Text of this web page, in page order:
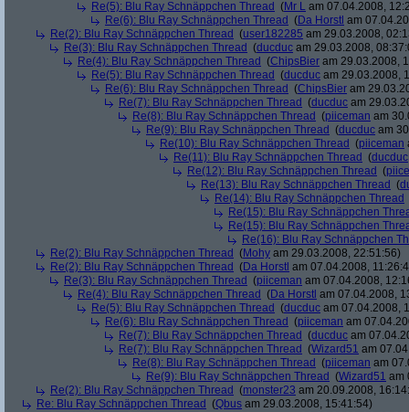
Re(5): Blu Ray Schnäppchen Thread (Mr L am 07.04.2008,
Re(6): Blu Ray Schnäppchen Thread (Da Horstl am
Re(2): Blu Ray Schnäppchen Thread (user182285 am 29.03.2008,
Re(3): Blu Ray Schnäppchen Thread (ducduc am 29.03.2008,
Re(4): Blu Ray Schnäppchen Thread (ChipsBier am 29.03.2008,
Re(5): Blu Ray Schnäppchen Thread (ducduc am 29.03.2008,
Re(6): Blu Ray Schnäppchen Thread (ChipsBier am
Re(7): Blu Ray Schnäppchen Thread (ducduc am
Re(8): Blu Ray Schnäppchen Thread (piiceman am
Re(9): Blu Ray Schnäppchen Thread (ducduc am
Re(10): Blu Ray Schnäppchen Thread (piiceman
Re(11): Blu Ray Schnäppchen Thread (ducduc
Re(12): Blu Ray Schnäppchen Thread (
Re(13): Blu Ray Schnäppchen Thread (
Re(14): Blu Ray Schnäppchen Thread
Re(15): Blu Ray Schnäppchen
Re(15): Blu Ray Schnäppchen
Re(16): Blu Ray Schnäppchen
Re(2): Blu Ray Schnäppchen Thread (Mohy am 29.03.2008, 22:51:56)
Re(2): Blu Ray Schnäppchen Thread (Da Horstl am 07.04.2008,
Re(3): Blu Ray Schnäppchen Thread (piiceman am 07.04.2008,
Re(4): Blu Ray Schnäppchen Thread (Da Horstl am 07.04.2008,
Re(5): Blu Ray Schnäppchen Thread (ducduc am 07.04.2008,
Re(6): Blu Ray Schnäppchen Thread (piiceman am
Re(7): Blu Ray Schnäppchen Thread (ducduc am
Re(7): Blu Ray Schnäppchen Thread (Wizard51 am
Re(8): Blu Ray Schnäppchen Thread (piiceman am
Re(9): Blu Ray Schnäppchen Thread (Wizard51 am
Re(2): Blu Ray Schnäppchen Thread (monster23 am 20.09.2008,
Re: Blu Ray Schnäppchen Thread (Qbus am 29.03.2008, 15:41:54)